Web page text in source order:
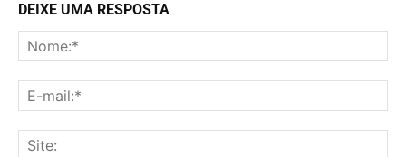
DEIXE UMA RESPOSTA